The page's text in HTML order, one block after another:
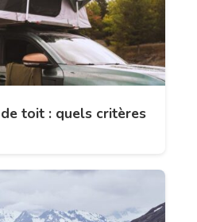
toit : quels critères